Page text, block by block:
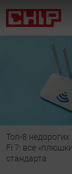
Топ-8 недорогих
Fi 7: все
стандарта